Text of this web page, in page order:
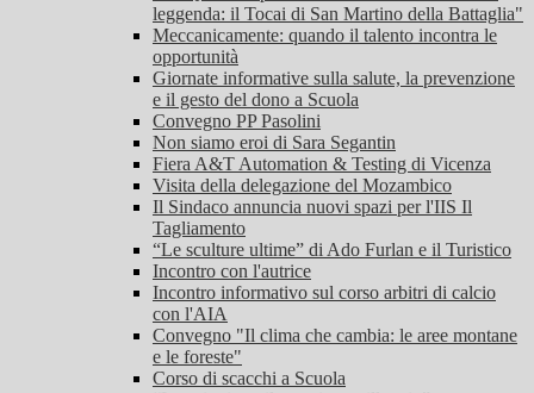
leggenda: il Tocai di San Martino della Battaglia"
Meccanicamente: quando il talento incontra le
opportunità
Giornate informative sulla salute, la prevenzione
e il gesto del dono a Scuola
Convegno PP Pasolini
Non siamo eroi di Sara Segantin
Fiera A&T Automation & Testing di Vicenza
Visita della delegazione del Mozambico
Il Sindaco annuncia nuovi spazi per l'IIS Il
Tagliamento
“Le sculture ultime” di Ado Furlan e il Turistico
Incontro con l'autrice
Incontro informativo sul corso arbitri di calcio
con l'AIA
Convegno "Il clima che cambia: le aree montane
e le foreste"
Corso di scacchi a Scuola